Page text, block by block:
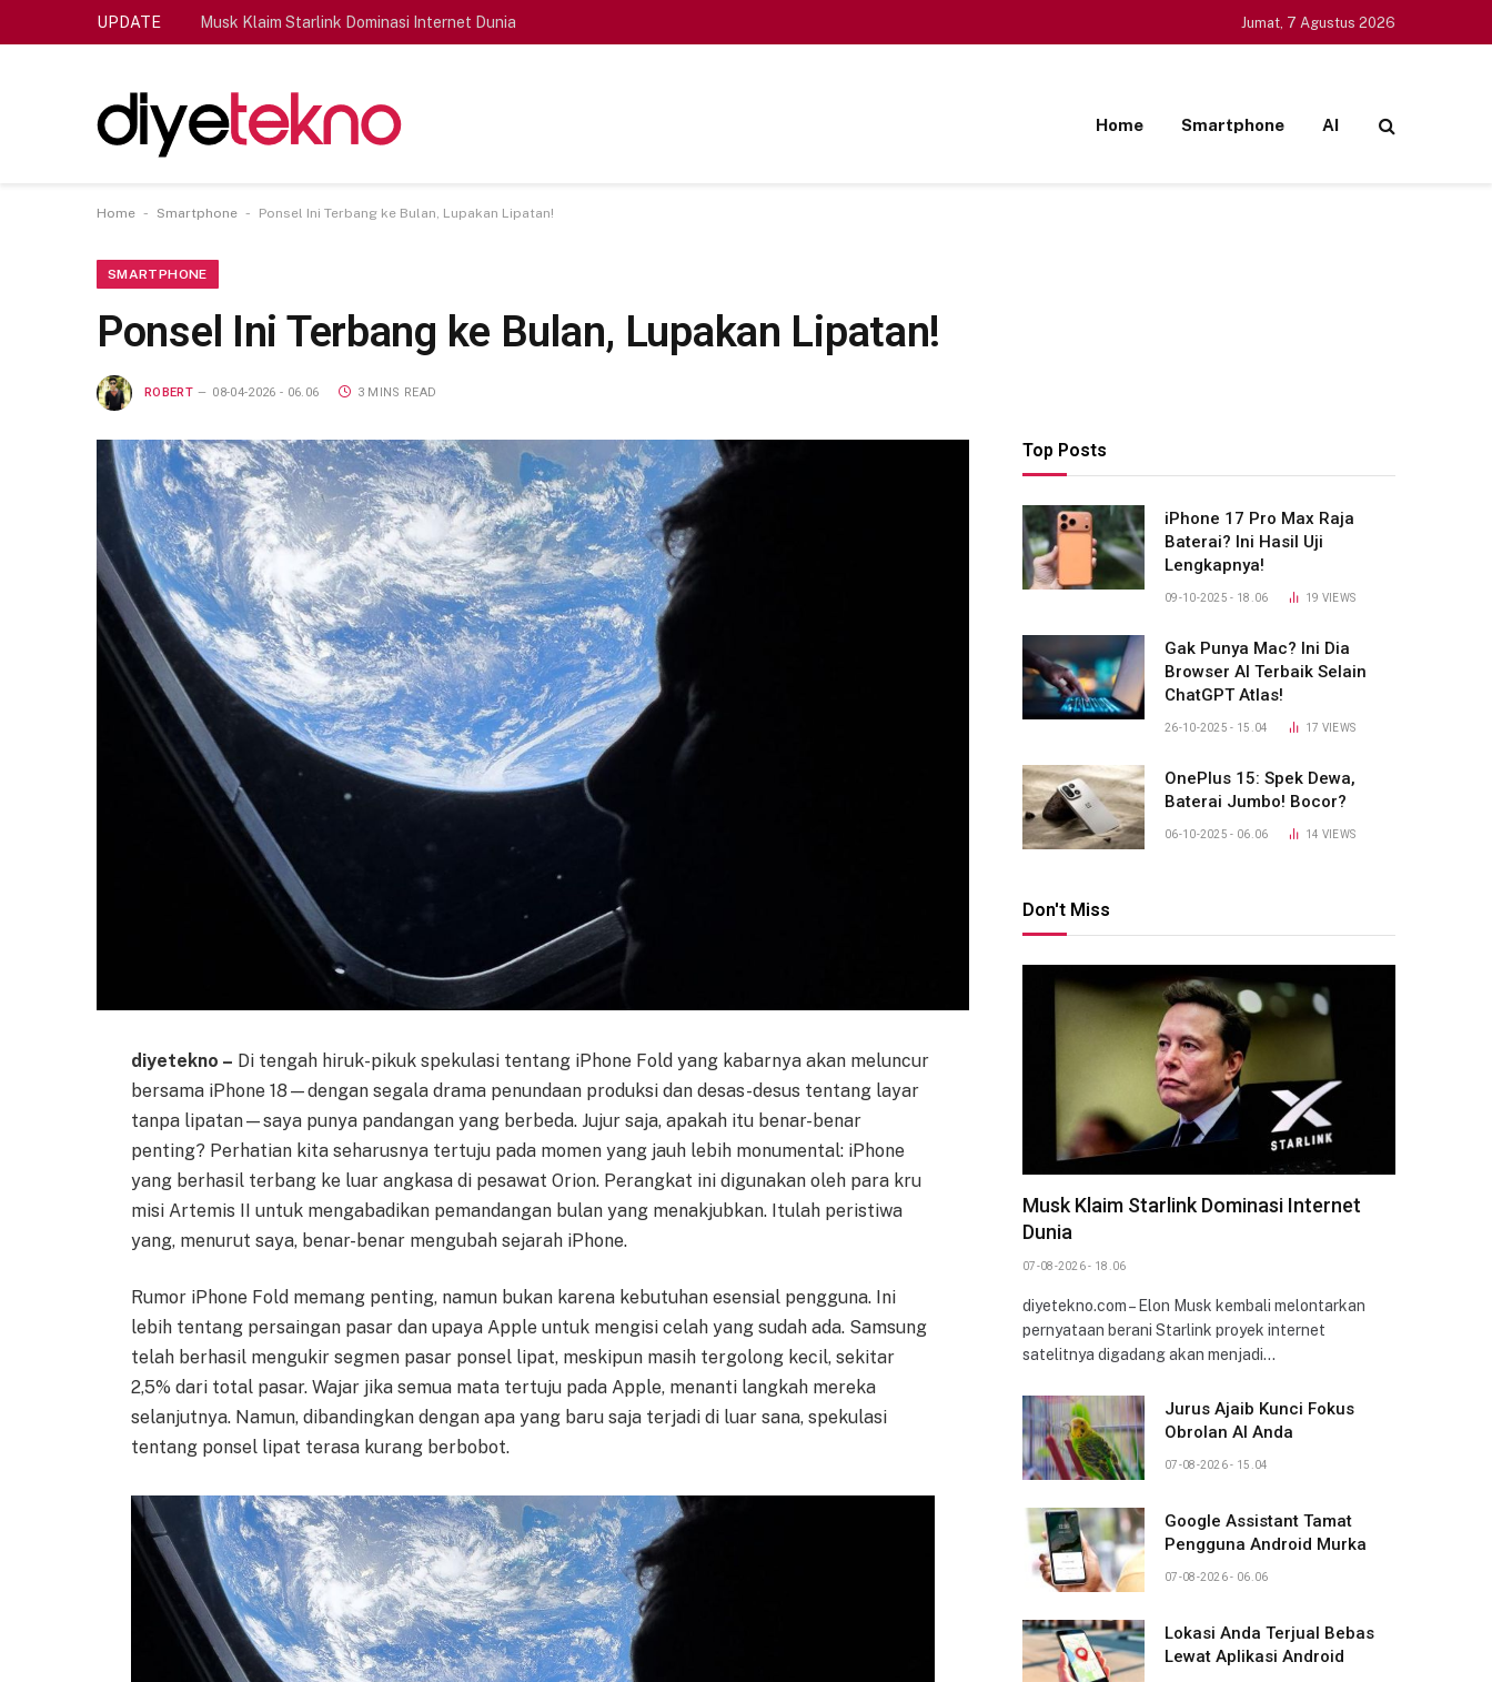
UPDATE Musk Klaim Starlink Dominasi Internet Dunia Jumat, 7 Agustus 2026
Home Smartphone AI
Home - Smartphone - Ponsel Ini Terbang ke Bulan, Lupakan Lipatan!
SMARTPHONE
Ponsel Ini Terbang ke Bulan, Lupakan Lipatan!
ROBERT 08-04-2026 - 06.06 3 MINS READ
diyetekno – Di tengah hiruk-pikuk spekulasi tentang iPhone Fold yang kabarnya akan meluncur
bersama iPhone 18—dengan segala drama penundaan produksi dan desas-desus tentang layar
tanpa lipatan—saya punya pandangan yang berbeda. Jujur saja, apakah itu benar-benar
penting? Perhatian kita seharusnya tertuju pada momen yang jauh lebih monumental: iPhone
yang berhasil terbang ke luar angkasa di pesawat Orion. Perangkat ini digunakan oleh para kru
misi Artemis II untuk mengabadikan pemandangan bulan yang menakjubkan. Itulah peristiwa
yang, menurut saya, benar-benar mengubah sejarah iPhone.
Rumor iPhone Fold memang penting, namun bukan karena kebutuhan esensial pengguna. Ini
lebih tentang persaingan pasar dan upaya Apple untuk mengisi celah yang sudah ada. Samsung
telah berhasil mengukir segmen pasar ponsel lipat, meskipun masih tergolong kecil, sekitar
2,5% dari total pasar. Wajar jika semua mata tertuju pada Apple, menanti langkah mereka
selanjutnya. Namun, dibandingkan dengan apa yang baru saja terjadi di luar sana, spekulasi
tentang ponsel lipat terasa kurang berbobot.
Top Posts
iPhone 17 Pro Max Raja
Baterai? Ini Hasil Uji
Lengkapnya!
09-10-2025 - 18.06 19 VIEWS
Gak Punya Mac? Ini Dia
Browser AI Terbaik Selain
ChatGPT Atlas!
26-10-2025 - 15.04 17 VIEWS
OnePlus 15: Spek Dewa,
Baterai Jumbo! Bocor?
06-10-2025 - 06.06 14 VIEWS
Don't Miss
Musk Klaim Starlink Dominasi Internet
Dunia
07-08-2026 - 18.06
diyetekno.com – Elon Musk kembali melontarkan
pernyataan berani Starlink proyek internet
satelitnya digadang akan menjadi…
Jurus Ajaib Kunci Fokus
Obrolan AI Anda
07-08-2026 - 15.04
Google Assistant Tamat
Pengguna Android Murka
07-08-2026 - 06.06
Lokasi Anda Terjual Bebas
Lewat Aplikasi Android